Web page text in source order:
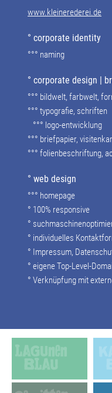
www.kleinerederei.de
° corporate identity
°°° naming
° corporate design |
°°° bildwelt, farbwelt,
°°° typografie, schriften
°°° logo-entwicklung
°°° briefpapier,
°°° folienbeschriftung,
° web design
°°° homepage
° 100% responsive
°
° individuelles
° Impressum,
° eigene Top-Level-
° Verknüpfung mit